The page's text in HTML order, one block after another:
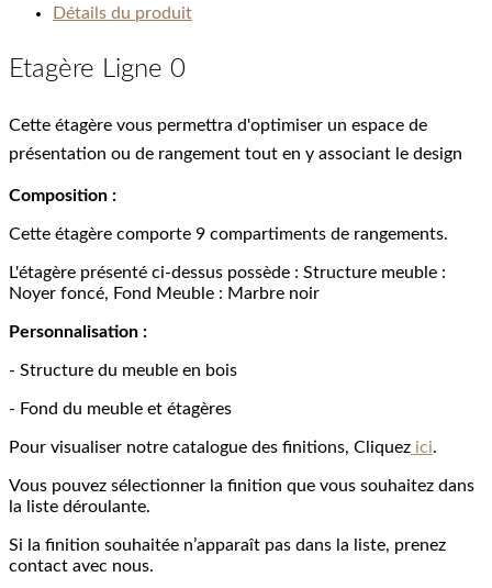
Détails du produit
Etagère Ligne 0
Cette étagère vous permettra d'optimiser un espace de
présentation ou de rangement tout en y associant le design
Composition :
Cette étagère comporte 9 compartiments de rangements.
L'étagère présenté ci-dessus possède : Structure meuble :
Noyer foncé, Fond Meuble : Marbre noir
Personnalisation :
- Structure du meuble en bois
- Fond du meuble et étagères
Pour visualiser notre catalogue des finitions, Cliquez ici.
Vous pouvez sélectionner la finition que vous souhaitez dans
la liste déroulante.
Si la finition souhaitée n’apparaît pas dans la liste, prenez
contact avec nous.